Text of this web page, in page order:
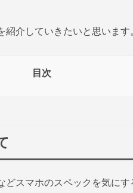
介していきたいと思います
目次
スマホのスペックを気に